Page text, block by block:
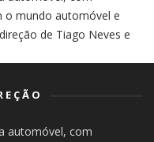
o mundo automóvel e
de Tiago Neves e
automóvel, com